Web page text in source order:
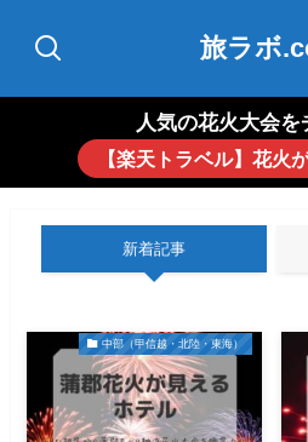
旅ラボ
人気の花火大会を
【楽天トラベル】花火
新着記事
中部（甲信越・北陸・東海）